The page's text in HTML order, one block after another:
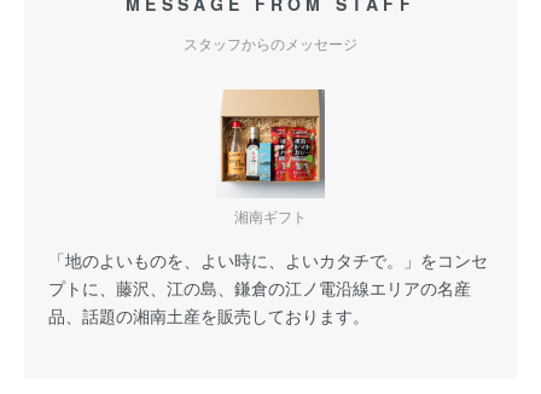
スタッフからのメッセージ
湘南ギフト
「地のよいものを、よい時に、よいカタチで。」をコンセ
プトに、藤沢、江の島、鎌倉の江ノ電沿線エリアの名産
品、話題の湘南土産を販売しております。